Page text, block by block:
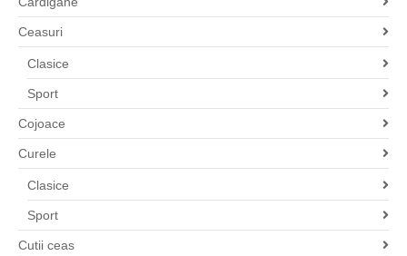
Ceasuri
Clasice
Sport
Cojoace
Curele
Clasice
Sport
Cutii ceas